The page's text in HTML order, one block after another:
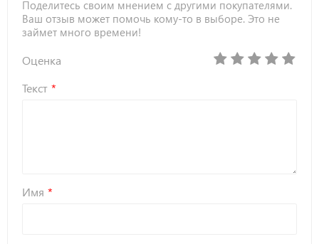
Поделитесь своим мнением с другими покупателями.
Ваш отзыв может помочь кому-то в выборе. Это не
займет много времени!
Оценка
Текст
Имя